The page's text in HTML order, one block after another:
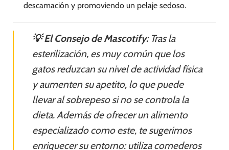
descamación y promoviendo un pelaje sedoso.
💡 El Consejo de Mascotify:Tras la
esterilización, es muy común que los
gatos reduzcan su nivel de actividad física
y aumenten su apetito, lo que puede
llevar al sobrepeso si no se controla la
dieta. Además de ofrecer un alimento
especializado como este, te sugerimos
enriquecer su entorno: utiliza comederos